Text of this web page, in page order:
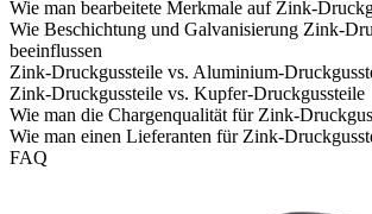
Wie man bearbeitete Merkmale auf Zink-
Wie Beschichtung und Galvanisierung Zink-
beeinflussen
Zink-Druckgussteile vs. Aluminium-
Zink-Druckgussteile vs. Kupfer-Druckgussteile
Wie man die Chargenqualität für Zink-
Wie man einen Lieferanten für Zink-
FAQ